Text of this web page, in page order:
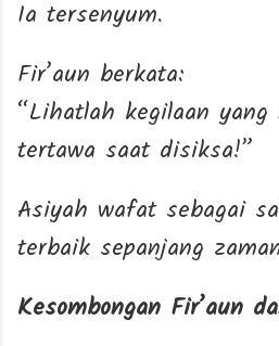
Ia tersenyum.
Fir’aun berkata:
“Lihatlah kegilaan
tertawa saat disiksa!”
Asiyah wafat sebagai
terbaik sepanjang
Kesombongan Fir’aun